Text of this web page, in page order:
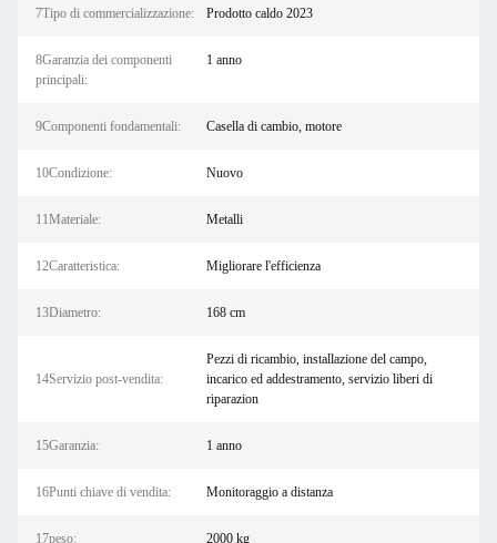
7Tipo di commercializzazione: Prodotto caldo 2023
8Garanzia dei componenti
principali:
1 anno
9Componenti fondamentali: Casella di cambio, motore
10Condizione: Nuovo
11Materiale: Metalli
12Caratteristica: Migliorare l'efficienza
13Diametro: 168 cm
14Servizio post-vendita:
Pezzi di ricambio, installazione del campo,
incarico ed addestramento, servizio liberi di
riparazion
15Garanzia: 1 anno
16Punti chiave di vendita: Monitoraggio a distanza
17peso: 2000 kg